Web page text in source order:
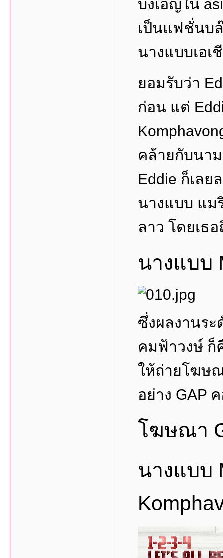
บังเอิญใน
เป็นแฟชั่นบล๊
นางแบบเอเ
ยอมรับว่า
ก่อน แต่
คล้ายกับนา
Eddie ก็เลย
นางแบบ แม
ลาว โดยเธ
นางแบบ
ซึ่งผลงานร
คมฟ้าวงษ์ ก็
ให้ถ่ายโฆษ
อย่าง GAP
โฆษณา
นางแบบ